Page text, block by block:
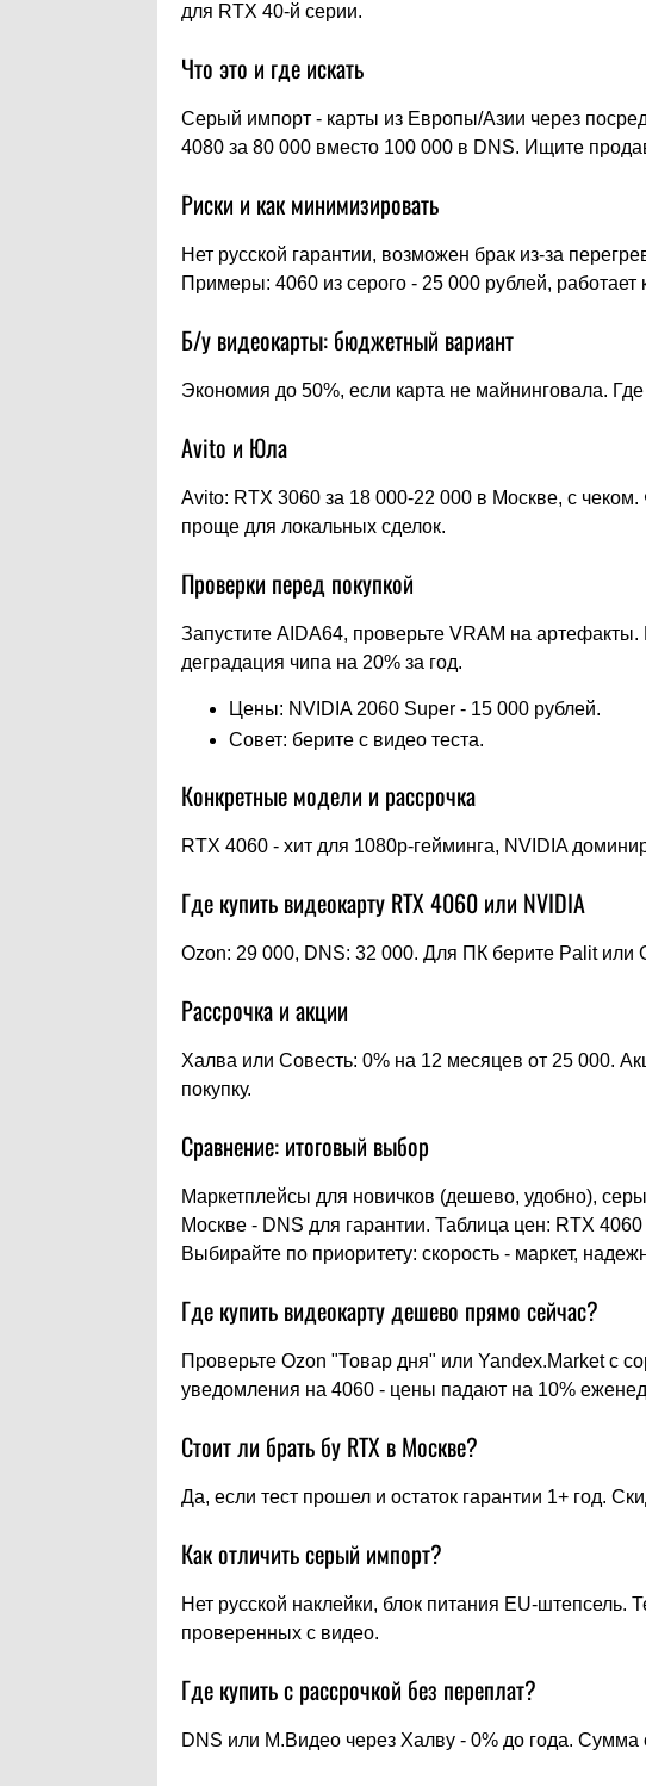
для RTX 40-й серии.
Что это и где искать
Серый импорт - карты из Европы/Азии через
4080 за 80 000 вместо 100 000 в DNS. Ищите
Риски и как минимизировать
Нет русской гарантии, возможен брак из-за
Примеры: 4060 из серого - 25 000 рублей, работает
Б/у видеокарты: бюджетный вариант
Экономия до 50%, если карта не майнинговала.
Avito и Юла
Avito: RTX 3060 за 18 000-22 000 в Москве, с
проще для локальных сделок.
Проверки перед покупкой
Запустите AIDA64, проверьте VRAM на
деградация чипа на 20% за год.
Цены: NVIDIA 2060 Super - 15 000 рублей.
Совет: берите с видео теста.
Конкретные модели и рассрочка
RTX 4060 - хит для 1080p-гейминга, NVIDIA
Где купить видеокарту RTX 4060 или NVIDIA
Ozon: 29 000, DNS: 32 000. Для ПК берите Palit или
Рассрочка и акции
Халва или Совесть: 0% на 12 месяцев от 25 000.
покупку.
Сравнение: итоговый выбор
Маркетплейсы для новичков (дешево, удобно),
Москве - DNS для гарантии. Таблица цен: RTX
Выбирайте по приоритету: скорость - маркет,
Где купить видеокарту дешево прямо сейчас?
Проверьте Ozon "Товар дня" или Yandex.Market с
уведомления на 4060 - цены падают на 10%
Стоит ли брать бу RTX в Москве?
Да, если тест прошел и остаток гарантии 1+ год.
Как отличить серый импорт?
Нет русской наклейки, блок питания EU-штепсель.
проверенных с видео.
Где купить с рассрочкой без переплат?
DNS или М.Видео через Халву - 0% до года. Сумма